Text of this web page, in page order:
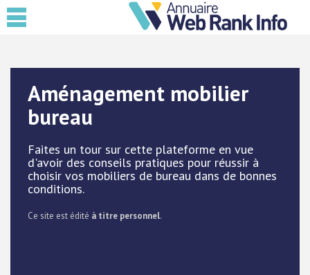
Aménagement mobilier
bureau
Faites un tour sur cette plateforme en vue
d'avoir des conseils pratiques pour réussir à
choisir vos mobiliers de bureau dans de bonnes
conditions.
Ce site est édité à titre personnel.